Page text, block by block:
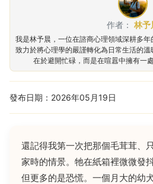
作者： 林予
我是林予晨，一位在諮商心理領域深耕多年
致力於將心理學的嚴謹轉化為日常生活的
在於避開忙碌，而是在喧囂中擁有一
發布日期：2026年05月19日
還記得我第一次把那個毛茸茸、
家時的情景。牠在紙箱裡微微發
但更多的是恐慌。一個月大的幼